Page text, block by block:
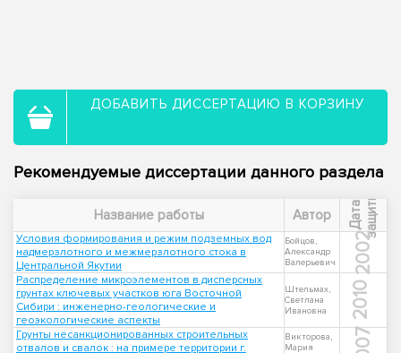
ДОБАВИТЬ ДИССЕРТАЦИЮ В КОРЗИНУ
Рекомендуемые диссертации данного раздела
Название работы Автор Д
а
т
а
з
а
щ
и
т ы
Условия формирования и режим подземных вод
надмерзлотного и межмерзлотного стока в
Центральной Якутии
Бойцов,
Александр
Валерьевич
2002
Распределение микроэлементов в дисперсных
грунтах ключевых участков юга Восточной
Сибири : инженерно-геологические и
геоэкологические аспекты
Штельмах,
Светлана
Ивановна
2010
Грунты несанкционированных строительных
отвалов и свалок : на примере территории г.
Викторова,
Мария